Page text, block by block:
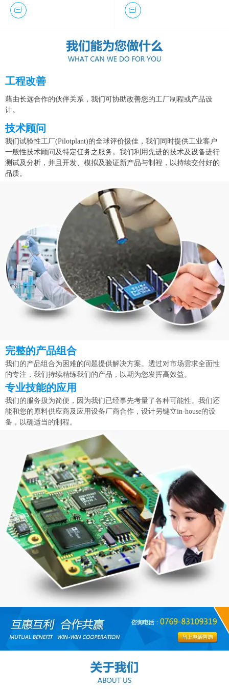
工程改善
藉由长远合作的伙伴关系，我们可协助改善您的工厂制程或产品设
计。
技术顾问
我们试验性工厂(Pilotplant)的全球评价扱佳，我们同时提供工业客户
一般性技术顾问及特定任务之服务。我们利用先进的技术及设备进行
测试及分析，并且开发、模拟及验证新产品与制裎，以持续交付好的
品质。
完整的产品组合
我们的产品组合为困难的问题提供解决方案。透过对市场雲求全面性
的专注，我们持续精练我们的产品，以期为您发挥高效益。
专业技能的应用
我们的服务扱为简便，因为我们已经事先考量了各种可能性。我们还
能和您的原料供应商及应用设备厂商合作，设计另键立in-house的设
备，以确适当的制程。